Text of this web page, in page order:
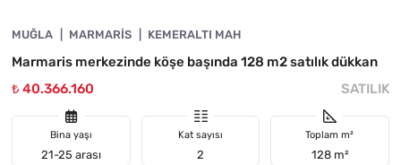
YATIRIMA UYGUN
MUĞLA MARMARIS KEMERALTI MAH
Marmaris merkezinde köşe başında 128 m2 satılık dükkan
₺ 40.366.160
SATILIK
Bina yaşı
21-25 arası
Kat sayısı
2
Toplam m²
128 m²